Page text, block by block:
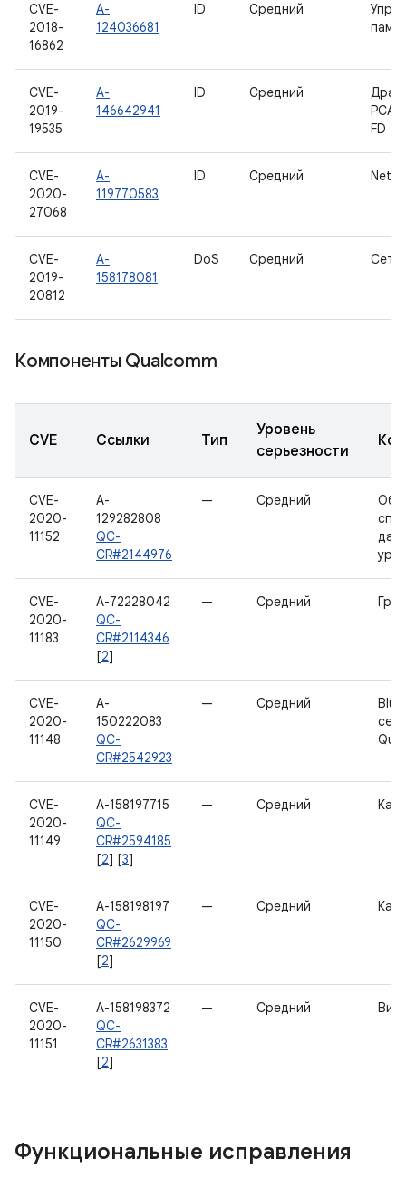
CVE-
2018-
16862
A-
124036681
ID Средний
CVE-
2019-
19535
A-
146642941
ID Средний
FD
CVE-
2020-
27068
A-
119770583
ID Средний
CVE-
2019-
20812
A-
158178081
DoS Средний Сеть
Компоненты Qualcomm
CVE Ссылки Тип
Уровень
серьезности
CVE-
2020-
11152
A-
129282808
QC-
CR#2144976
— Средний
CVE-
2020-
11183
A-72228042
QC-
CR#2114346
[2]
— Средний
CVE-
2020-
11148
A-
150222083
QC-
CR#2542923
— Средний
CVE-
2020-
11149
A-158197715
QC-
CR#2594185
[2] [3]
— Средний
CVE-
2020-
11150
A-158198197
QC-
CR#2629969
[2]
— Средний
CVE-
2020-
11151
A-158198372
QC-
CR#2631383
[2]
— Средний
Функциональные исправления